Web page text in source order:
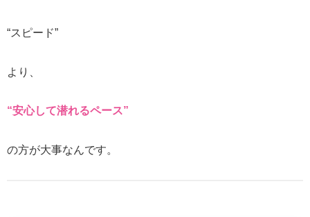
“スピード”
より、
“安心して潜れるペース”
の方が大事なんです。